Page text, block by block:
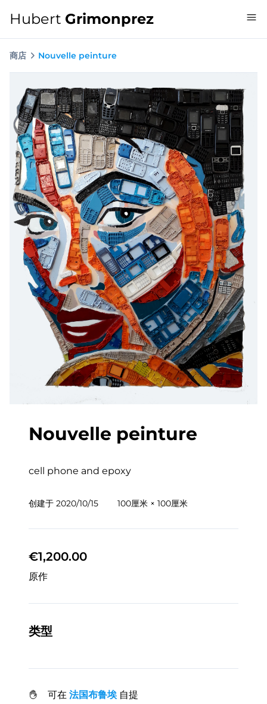
Hubert Grimonprez
商店 Nouvelle peinture
Nouvelle peinture
cell phone and epoxy
创建于 2020/10/15 100厘米 × 100厘米
€1,200.00
原作
类型
可在 法国布鲁埃 自提